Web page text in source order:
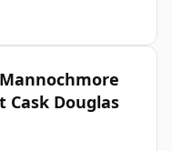
Cask Douglas